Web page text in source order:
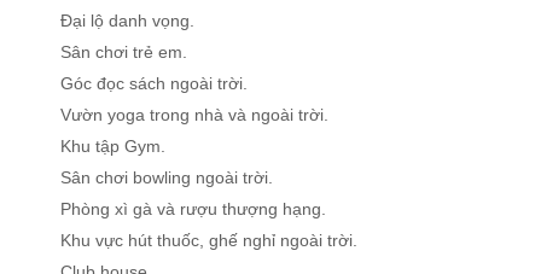
Đại lộ danh vọng.
Sân chơi trẻ em.
Góc đọc sách ngoài trời.
Vườn yoga trong nhà và ngoài trời.
Khu tập Gym.
Sân chơi bowling ngoài trời.
Phòng xì gà và rượu thượng hạng.
Khu vực hút thuốc, ghế nghỉ ngoài trời.